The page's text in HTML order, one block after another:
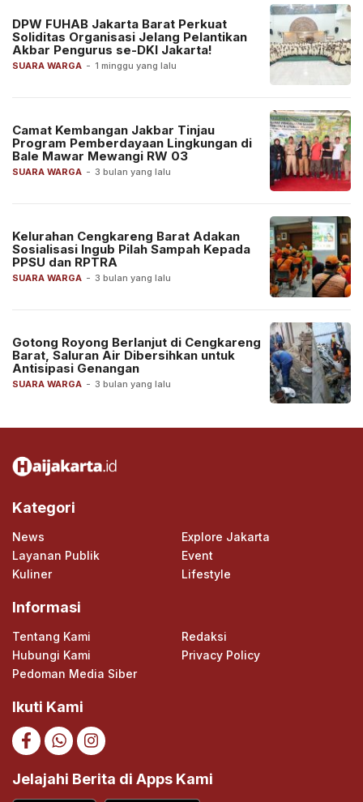
SUARA WARGA - 1 minggu yang lalu
DPW FUHAB Jakarta Barat Perkuat
Soliditas Organisasi Jelang Pelantikan
Akbar Pengurus se-DKI Jakarta!
SUARA WARGA - 3 bulan yang lalu
Camat Kembangan Jakbar Tinjau
Program Pemberdayaan Lingkungan di
Bale Mawar Mewangi RW 03
SUARA WARGA - 3 bulan yang lalu
Kelurahan Cengkareng Barat Adakan
Sosialisasi Ingub Pilah Sampah Kepada
PPSU dan RPTRA
SUARA WARGA - 3 bulan yang lalu
Gotong Royong Berlanjut di Cengkareng
Barat, Saluran Air Dibersihkan untuk
Antisipasi Genangan
Kategori
News
Explore Jakarta
Layanan Publik
Event
Kuliner
Lifestyle
Informasi
Tentang Kami
Redaksi
Hubungi Kami
Privacy Policy
Pedoman Media Siber
Ikuti Kami
Jelajahi Berita di Apps Kami